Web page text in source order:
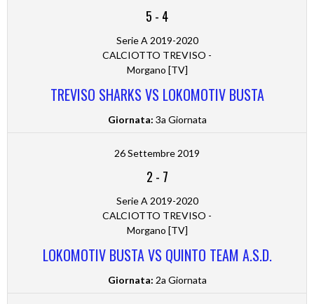
5 - 4
Serie A 2019-2020
CALCIOTTO TREVISO -
Morgano [TV]
TREVISO SHARKS VS LOKOMOTIV BUSTA
Giornata: 3a Giornata
26 Settembre 2019
2 - 7
Serie A 2019-2020
CALCIOTTO TREVISO -
Morgano [TV]
LOKOMOTIV BUSTA VS QUINTO TEAM A.S.D.
Giornata: 2a Giornata